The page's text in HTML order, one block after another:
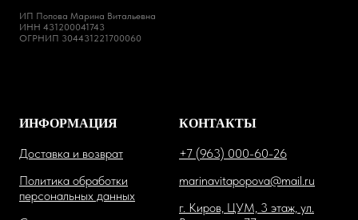
ИП Попова Марина Витальевна
ИНН 431200041743
ОГРНИП 304431221700060
ИНФОРМАЦИЯ
Доставка и возврат
Политика обработки
персональных данных
КОНТАКТЫ
+7 (963) 000-60-26
marinavitapopova@mail.ru
г. Киров, ЦУМ, 3 этаж, ул.